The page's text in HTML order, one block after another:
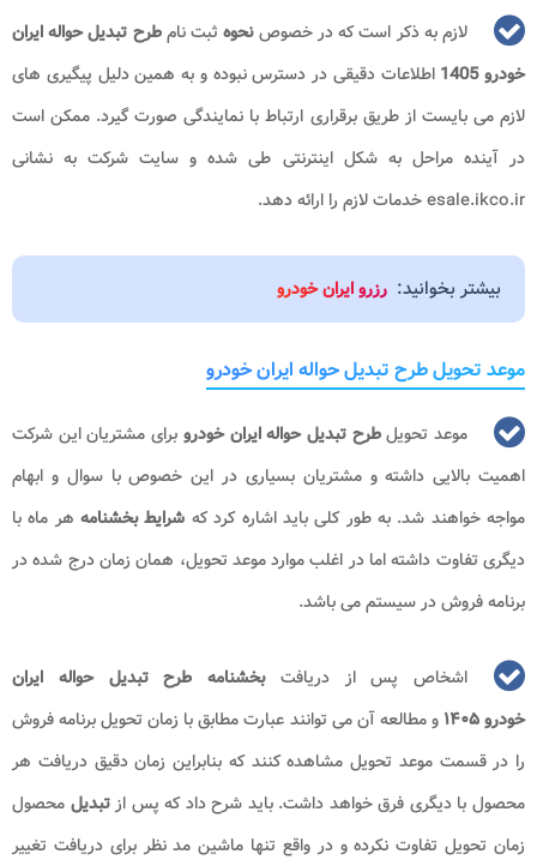
لازم به ذکر است که در خصوصنحوه ثبت نامطرح تبدیل حواله ایران
خودرو 1405
اطلاعات دقیقی در دسترس نبوده و به همین دلیل پیگیری های
لازم می بایست از طریق برقراری ارتباط با نمایندگی صورت گیرد. ممکن است
در آینده مراحل به شکل اینترنتی طی شده و سایت شرکت به نشانی
esale.ikco.ir خدمات لازم را ارائه دهد.
بیشتر بخوانید: رزرو ایران خودرو
موعد تحویل طرح تبدیل حواله ایران خودرو
موعد تحویلطرح تبدیل حواله ایران خودرو برای مشتریان این شرکت
اهمیت بالایی داشته و مشتریان بسیاری در این خصوص با سوال و ابهام
مواجه خواهند شد. به طور کلی باید اشاره کرد که شرایط بخشنامه هر ماه با
دیگری تفاوت داشته اما در اغلب موارد موعد تحویل، همان زمان درج شده در
برنامه فروش در سیستم می باشد.
اشخاص پس از دریافتبخشنامه طرح تبدیل حواله ایران
خودرو ۱۴۰۵
و مطالعه آن می توانند عبارت مطابق با زمان تحویل برنامه فروش
را در قسمت موعد تحویل مشاهده کنند که بنابراین زمان دقیق دریافت هر
محصول با دیگری فرق خواهد داشت. باید شرح داد که پس ازتبدیل محصول
زمان تحویل تفاوت نکرده و در واقع تنها ماشین مد نظر برای دریافت تغییر